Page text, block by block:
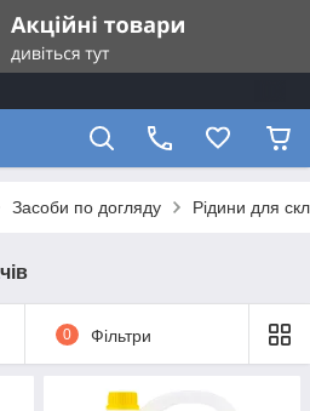
Засоби по догляду Рідини для
0 Фільтри